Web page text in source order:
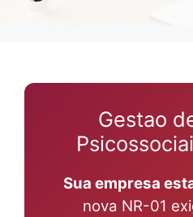
Gestao
Sua empresa
nova NR-01